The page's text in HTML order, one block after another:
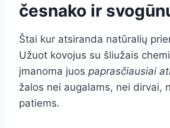
česnako ir
Štai kur atsiranda natūralių
Užuot kovojus su šliužais
įmanoma juos paprasčiausiai
žalos nei augalams, nei dirvai,
patiems.